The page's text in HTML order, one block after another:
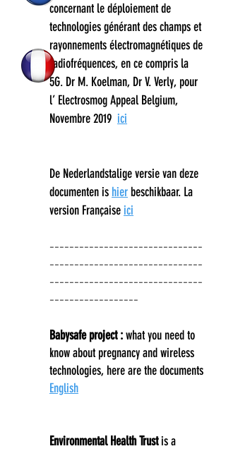
concernant le déploiement de
technologies générant des champs et
rayonnements électromagnétiques de
radiofréquences, en ce compris la
5G. Dr M. Koelman, Dr V. Verly, pour
l’ Electrosmog Appeal Belgium,
Novembre 2019 ici
De Nederlandstalige versie van deze
documenten is hier beschikbaar. La
version Françaiseici
​-------------------------------
-------------------------------
-------------------------------
------------------
Babysafe project :what you need to
know about pregnancy and wireless
technologies, here are the documents
English
Environmental Health Trustis a